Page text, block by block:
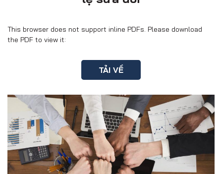
This browser does not support inline PDFs. Please download
the PDF to view it:
TẢI VỀ